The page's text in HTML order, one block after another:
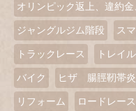
オリンピック返上、違約
ジャングルジム階段 ス
トラックレース トレイ
バイク ヒザ 腸脛靭帯炎
リフォーム ロードレース